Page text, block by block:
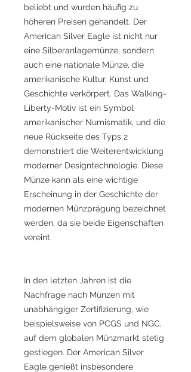
beliebt und wurden häufig zu
höheren Preisen gehandelt. Der
American Silver Eagle ist nicht nur
eine Silberanlagemünze, sondern
auch eine nationale Münze, die
amerikanische Kultur, Kunst und
Geschichte verkörpert. Das Walking-
Liberty-Motiv ist ein Symbol
amerikanischer Numismatik, und die
neue Rückseite des Typs 2
demonstriert die Weiterentwicklung
moderner Designtechnologie. Diese
Münze kann als eine wichtige
Erscheinung in der Geschichte der
modernen Münzprägung bezeichnet
werden, da sie beide Eigenschaften
vereint.
In den letzten Jahren ist die
Nachfrage nach Münzen mit
unabhängiger Zertifizierung, wie
beispielsweise von PCGS und NGC,
auf dem globalen Münzmarkt stetig
gestiegen. Der American Silver
Eagle genießt insbesondere